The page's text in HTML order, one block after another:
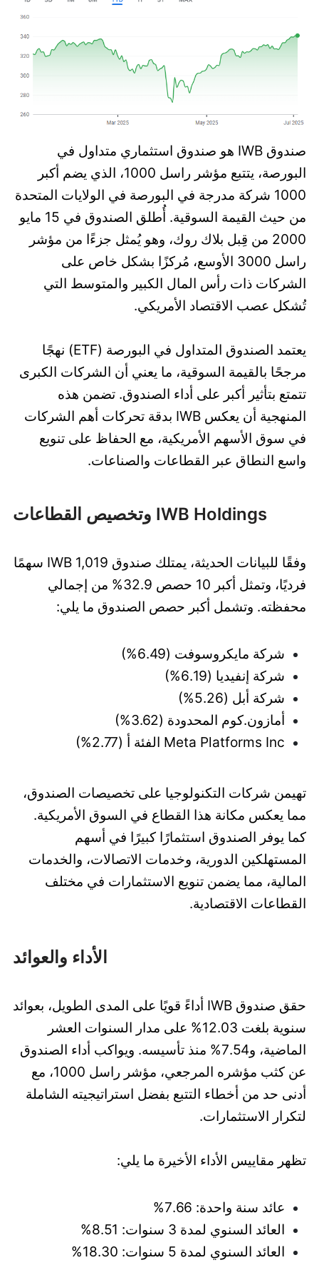
صندوق IWB هو صندوق استثماري متداول في
البورصة، يتتبع مؤشر راسل 1000، الذي يضم أكبر
1000 شركة مدرجة في البورصة في الولايات المتحدة
من حيث القيمة السوقية. أُطلق الصندوق في 15 مايو
2000 من قِبل بلاك روك، وهو يُمثل جزءًا من مؤشر
راسل 3000 الأوسع، مُركزًا بشكل خاص على
الشركات ذات رأس المال الكبير والمتوسط التي
تُشكل عصب الاقتصاد الأمريكي.
يعتمد الصندوق المتداول في البورصة (ETF) نهجًا
مرجحًا بالقيمة السوقية، ما يعني أن الشركات الكبرى
تتمتع بتأثير أكبر على أداء الصندوق. تضمن هذه
المنهجية أن يعكس IWB بدقة تحركات أهم الشركات
في سوق الأسهم الأمريكية، مع الحفاظ على تنويع
واسع النطاق عبر القطاعات والصناعات.
IWB Holdings وتخصيص القطاعات
وفقًا للبيانات الحديثة، يمتلك صندوق IWB 1,019 سهمًا
فرديًا، وتمثل أكبر 10 حصص 32.9% من إجمالي
محفظته. وتشمل أكبر حصص الصندوق ما يلي:
شركة مايكروسوفت (6.49%)
شركة إنفيديا (6.19%)
شركة أبل (5.26%)
أمازون.كوم المحدودة (3.62%)
Meta Platforms Inc الفئة أ (2.77%)
تهيمن شركات التكنولوجيا على تخصيصات الصندوق،
مما يعكس مكانة هذا القطاع في السوق الأمريكية.
كما يوفر الصندوق استثمارًا كبيرًا في أسهم
المستهلكين الدورية، وخدمات الاتصالات، والخدمات
المالية، مما يضمن تنويع الاستثمارات في مختلف
القطاعات الاقتصادية.
الأداء والعوائد
حقق صندوق IWB أداءً قويًا على المدى الطويل، بعوائد
سنوية بلغت 12.03% على مدار السنوات العشر
الماضية، و7.54% منذ تأسيسه. ويواكب أداء الصندوق
عن كثب مؤشره المرجعي، مؤشر راسل 1000، مع
أدنى حد من أخطاء التتبع بفضل استراتيجيته الشاملة
لتكرار الاستثمارات.
تظهر مقاييس الأداء الأخيرة ما يلي:
عائد سنة واحدة: 7.66%
العائد السنوي لمدة 3 سنوات: 8.51%
العائد السنوي لمدة 5 سنوات: 18.30%